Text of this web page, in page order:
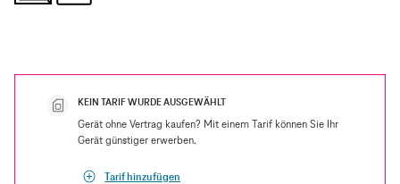
KEIN TARIF WURDE AUSGEWÄHLT
Gerät ohne Vertrag kaufen? Mit einem Tarif können Sie Ihr
Gerät günstiger erwerben.
Tarif hinzufügen